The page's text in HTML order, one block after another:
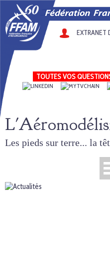
EXTRANET
TOUTES VOS
Les pieds sur terre... la